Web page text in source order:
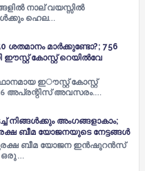
നാല് വയസ്സില്‍
ഹെല…
ശതമാനം മാർക്കുണ്ടോ?; 756
കോസ്റ്റ് റെയിൽവേ
ഇൗസ്റ്റ് കോസ്റ്റ്
അപ്രന്റിസ് അവസരം.…
നിങ്ങള്‍ക്കും അംഗങ്ങളാകാം;
ബീമ യോജനയുടെ നേട്ടങ്ങള്‍
ബീമ യോജന ഇന്‍ഷുറന്‍സ്
…